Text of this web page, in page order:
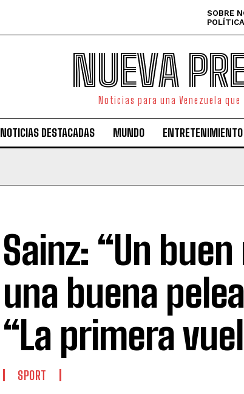
SOBRE
NUEVA
Noticias para una Venezuela que
NOTICIAS DESTACADAS MUNDO ENTRETENIMIENTO
Sainz: “Un
una buena
“La primera
SPORT